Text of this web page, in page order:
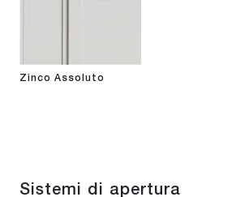
Zinco Assoluto
Sistemi di apertura